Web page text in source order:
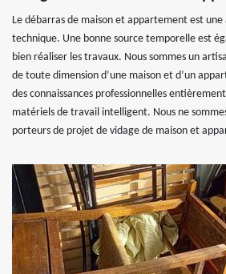
Le débarras de maison et appartement est
technique. Une bonne source temporelle est
bien réaliser les travaux. Nous sommes un
de toute dimension d’une maison et d’un
des connaissances professionnelles
matériels de travail intelligent. Nous ne
porteurs de projet de vidage de maison et